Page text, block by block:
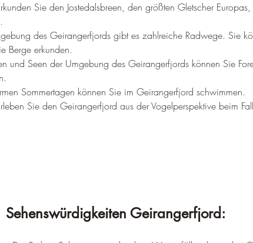
Sie den Jostedalsbreen, den größten Gletscher
des Geirangerfjords gibt es zahlreiche Radwege. Sie
Berge erkunden.
und Seen der Umgebung des Geirangerfjords können Sie
Sommertagen können Sie im Geirangerfjord schwimmen.
Sie den Geirangerfjord aus der Vogelperspektive beim
Sehenswürdigkeiten Geirangerfjord: